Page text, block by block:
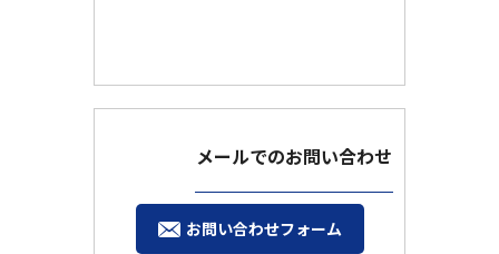
メールでのお問い合わせ
お問い合わせフォーム